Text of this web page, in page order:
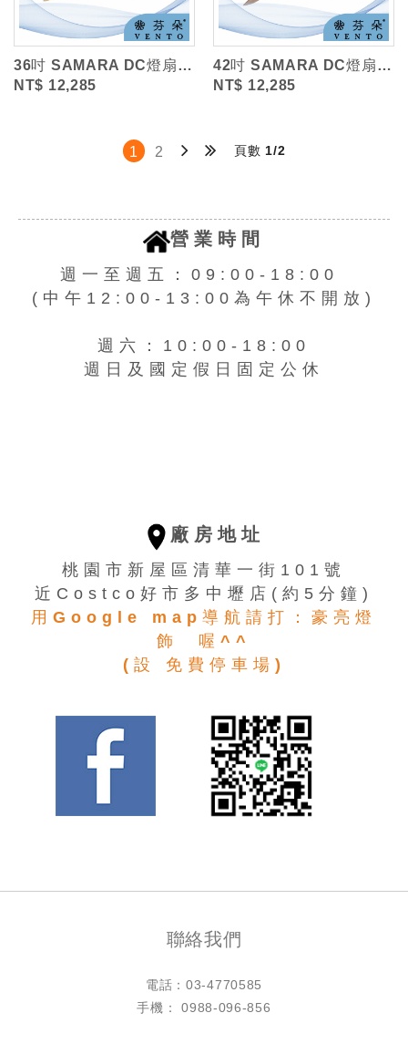
36吋 SAMARA DC燈扇/LED18W/木紋實木葉片/遙控調光 (VENT...
NT$ 12,285
42吋 SAMARA DC燈扇/LED18W/木紋實木葉片/遙控調光 (VENT...
NT$ 12,285
1 2 頁數 1/2
營業時間
週一至週五：09:00-18:00
(中午12:00-13:00為午休不開放)
週六：10:00-18:00
週日及國定假日固定公休
廠房地址
桃園市新屋區清華一街101號
近Costco好市多中壢店(約5分鐘)
用Google map導航請打：豪亮燈
飾 喔^^
(設 免費停車場)
聯絡我們
電話：03-4770585
手機： 0988-096-856